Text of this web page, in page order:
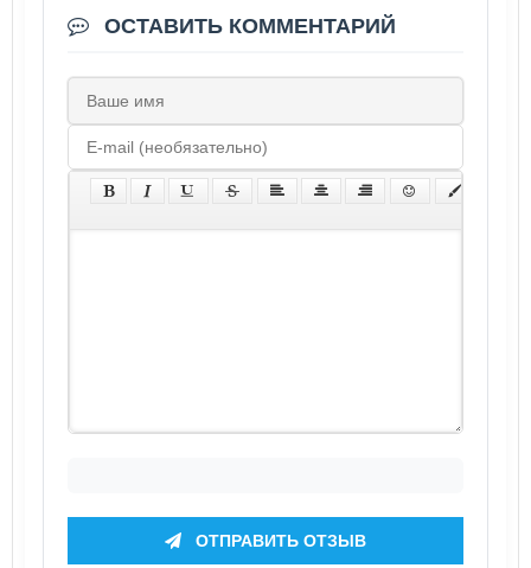
ОСТАВИТЬ КОММЕНТАРИЙ
ОТПРАВИТЬ ОТЗЫВ